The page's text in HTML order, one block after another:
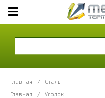
Главная /
Сталь
Главная
/ Уголок